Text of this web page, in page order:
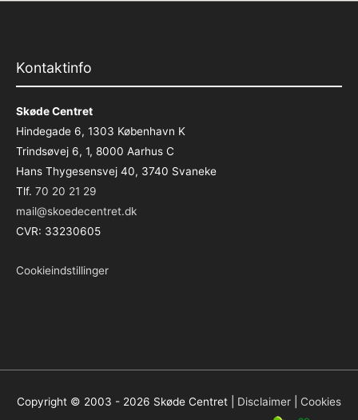
Kontaktinfo
Skøde Centret
Hindegade 6, 1303 København K
Trindsøvej 6, 1, 8000 Aarhus C
Hans Thygesensvej 40, 3740 Svaneke
Tlf. 70 20 21 29
mail@skoedecentret.dk
CVR: 33230605
Cookieindstillinger
Copyright © 2003 - 2026 Skøde Centret Disclaimer Cookies